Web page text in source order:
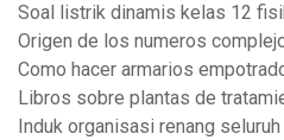
Soal listrik dinamis kelas 12
Origen de los numeros
Como hacer armarios
Libros sobre plantas de
Induk organisasi renang